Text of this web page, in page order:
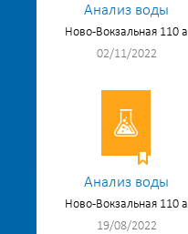
Анализ воды
Ново-Вокзальная 110 а
02/11/2022
Анализ воды
Ново-Вокзальная 110 а
19/08/2022